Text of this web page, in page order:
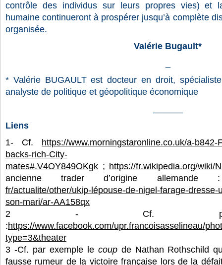
contrôle des individus sur leurs propres vies) et
humaine continueront à prospérer jusqu’à complète
organisée.
Valérie Bugault*
* Valérie BUGAULT est docteur en droit,
analyste de politique et géopolitique économique
Liens
1- Cf. https://www.morningstaronline.co.uk/a-
backs-rich-City-
mates#.V4OY849OKgk ; https://fr.wikipedia.org/wiki/
ancienne trader d’origine
fr/actualite/other/ukip-lépouse-de-nigel-farage-dresse-
son-mari/ar-AA158qx
2 - Cf. par
:https://www.facebook.com/upr.francoisasselineau/
type=3&theater
3 -Cf. par exemple le coupde Nathan Rothschild
fausse rumeur de la victoire française lors de la